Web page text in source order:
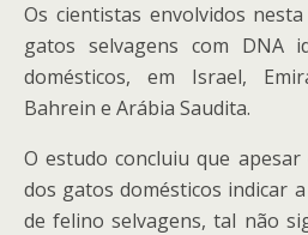
Os cientistas envolvidos
gatos selvagens com DNA
domésticos, em Israel,
Bahrein e Arábia Saudita.
O estudo concluiu que
dos gatos domésticos indicar
de felino selvagens, tal não